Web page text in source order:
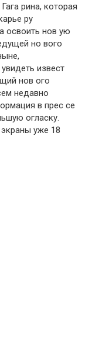
рина, которая
ру
освоить нов ую
но вого
извест
нов ого
недавно
в прес се
огласку.
уже 18